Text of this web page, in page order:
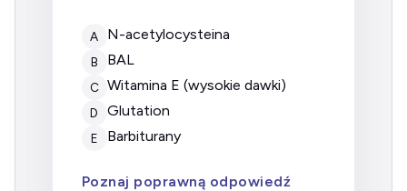
A N-acetylocysteina
B BAL
C witamina E (wysokie dawki)
D Glutation
E Barbiturany
Poznaj poprawną odpowiedź